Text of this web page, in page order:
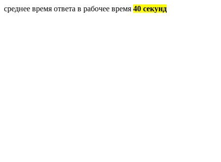
среднее время ответа в рабочее время 40 секунд